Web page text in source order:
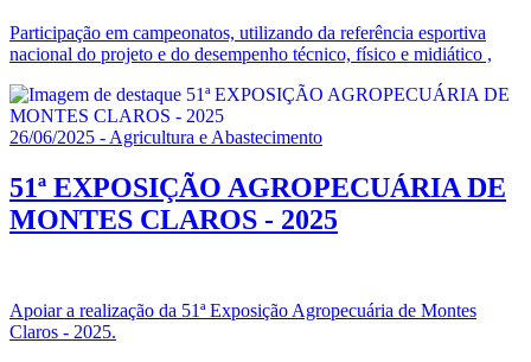
Participação em campeonatos, utilizando da referência esportiva
nacional do projeto e do desempenho técnico, físico e midiático ,
26/06/2025 - Agricultura e Abastecimento
51ª EXPOSIÇÃO AGROPECUÁRIA DE
MONTES CLAROS - 2025
Apoiar a realização da 51ª Exposição Agropecuária de Montes
Claros - 2025.